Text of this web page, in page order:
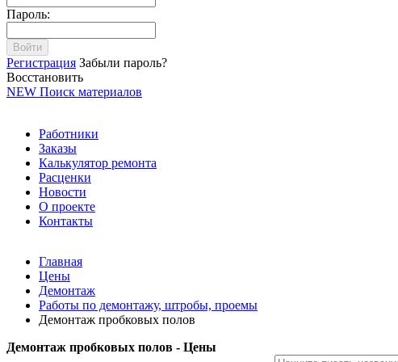
Пароль:
Войти
Регистрация Забыли пароль?
Восстановить
NEW Поиск материалов
Работники
Заказы
Калькулятор ремонта
Расценки
Новости
О проекте
Контакты
Главная
Цены
Демонтаж
Работы по демонтажу, штробы, проемы
Демонтаж пробковых полов
Демонтаж пробковых полов - Цены